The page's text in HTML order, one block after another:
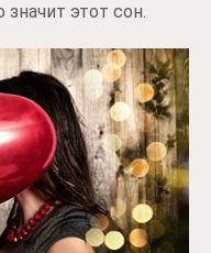
этот сон.